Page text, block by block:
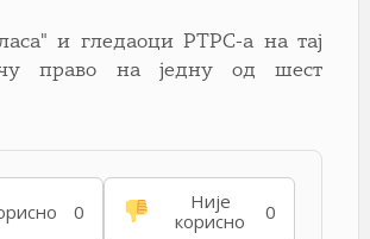
и гледаоци РТРС-а на тај
право на једну од шест
0
Није
корисно
0